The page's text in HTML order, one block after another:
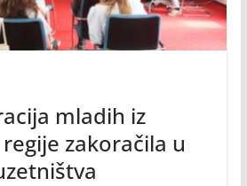
mladih iz
zakoračila u